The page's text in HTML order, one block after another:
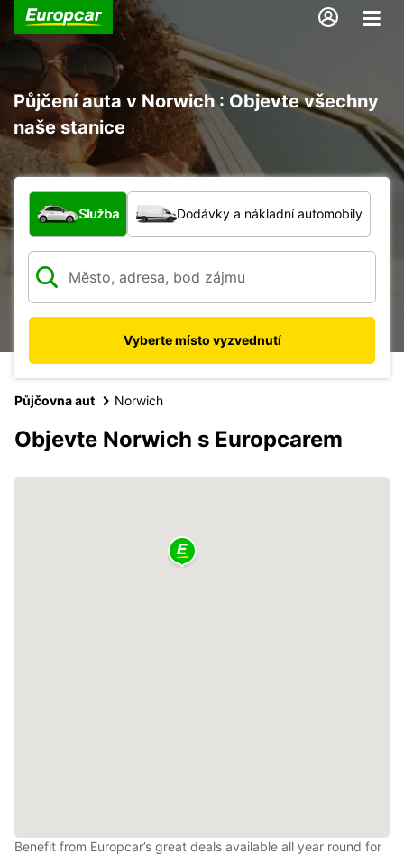
Půjčení auta v Norwich : Objevte všechny
naše stanice
Jaký typ vozidla?
Služba Dodávky a nákladní automobily
Vyberte místo vyzvednutí
Půjčovna aut Norwich
Objevte Norwich s Europcarem
Benefit from Europcar’s great deals available all year round for